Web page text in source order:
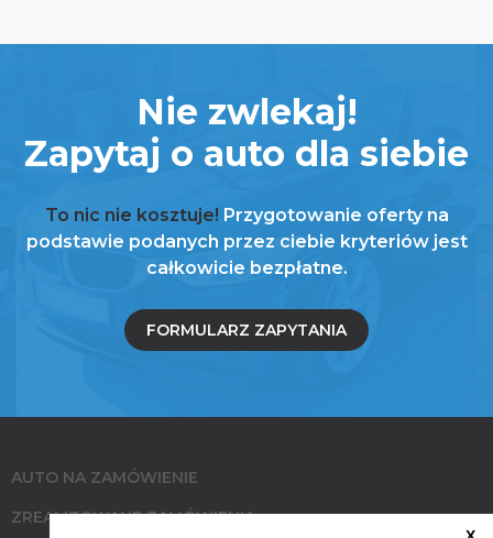
Nie zwlekaj!
Zapytaj o auto dla siebie
To nic nie kosztuje! Przygotowanie oferty na
podstawie podanych przez ciebie kryteriów jest
całkowicie bezpłatne.
FORMULARZ ZAPYTANIA
AUTO NA ZAMÓWIENIE
ZREALIZOWANE ZAMÓWIENIA